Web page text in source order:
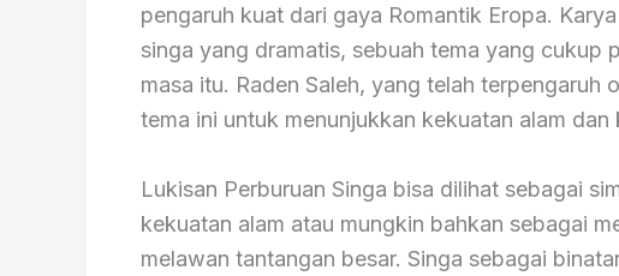
pengaruh kuat dari gaya Romantik Eropa.
singa yang dramatis, sebuah tema yang cukup
masa itu. Raden Saleh, yang telah terpengaruh
tema ini untuk menunjukkan kekuatan alam dan
Lukisan Perburuan Singa bisa dilihat sebagai
kekuatan alam atau mungkin bahkan sebagai
melawan tantangan besar. Singa sebagai